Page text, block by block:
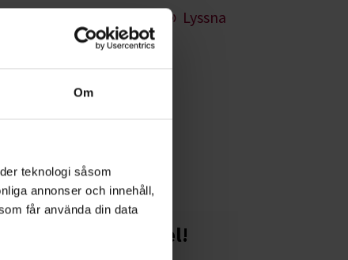
Om
teknologi såsom
annonser och innehåll,
får använda din data
Lyssna
smart teknik
Starta en studiecirkel!